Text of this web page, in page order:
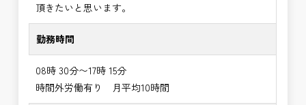
頂きたいと思います。
勤務時間
08時 30分〜17時 15分
時間外労働有り 月平均10時間